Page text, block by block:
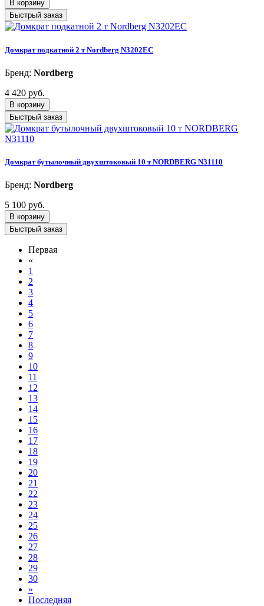
В корзину
Быстрый заказ
Домкрат подкатной 2 т Nordberg N3202EC
Бренд: Nordberg
4 420 руб.
В корзину
Быстрый заказ
Домкрат бутылочный двухштоковый 10 т NORDBERG N31110
Бренд: Nordberg
5 100 руб.
В корзину
Быстрый заказ
Первая
«
1
2
3
4
5
6
7
8
9
10
11
12
13
14
15
16
17
18
19
20
21
22
23
24
25
26
27
28
29
30
»
Последняя